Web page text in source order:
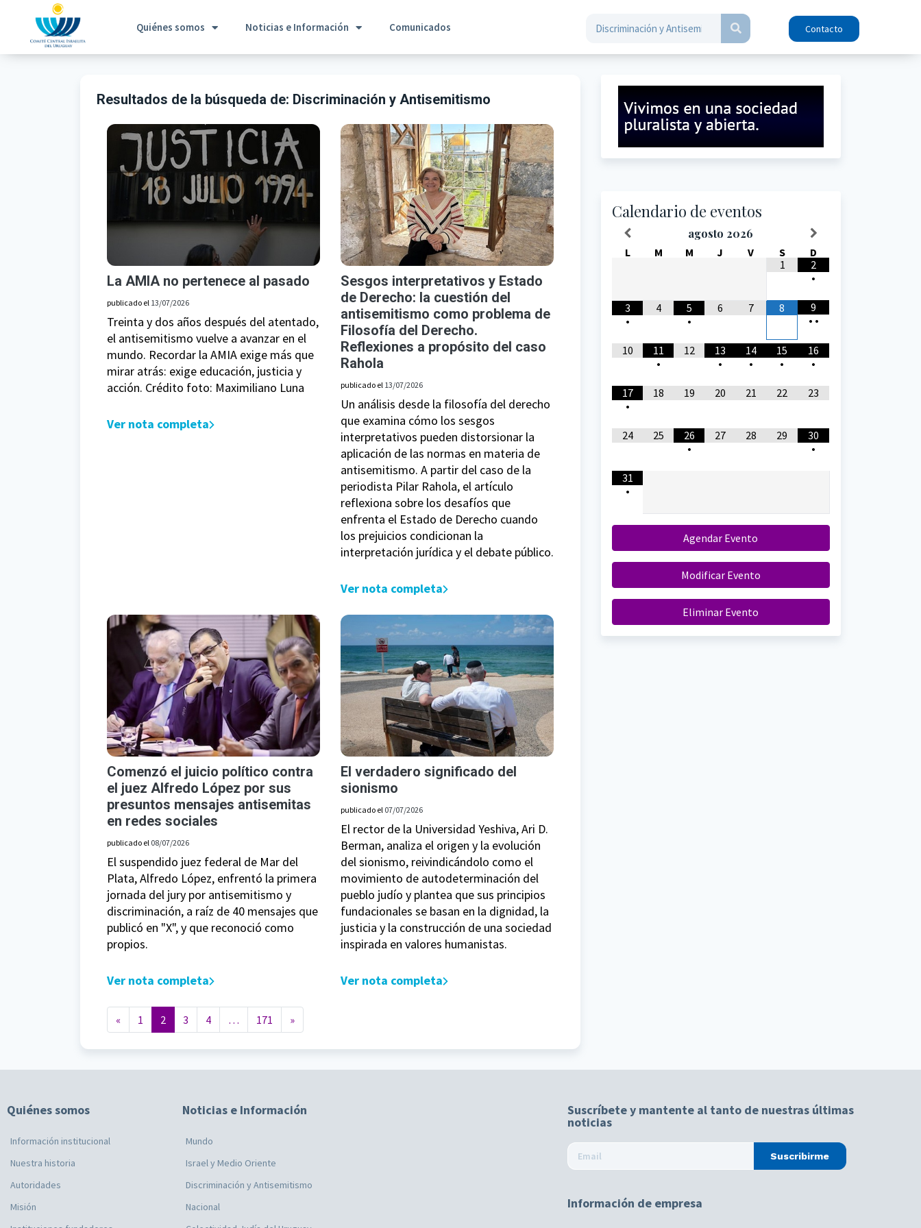
Quiénes somos Noticias e Información Comunicados Contacto
Resultados de la búsqueda de: Discriminación y Antisemitismo
La AMIA no pertenece al pasado
publicado el 13/07/2026
Treinta y dos años después del atentado,
el antisemitismo vuelve a avanzar en el
mundo. Recordar la AMIA exige más que
mirar atrás: exige educación, justicia y
acción. Crédito foto: Maximiliano Luna
Ver nota completa
Sesgos interpretativos y Estado
de Derecho: la cuestión del
antisemitismo como problema de
Filosofía del Derecho.
Reflexiones a propósito del caso
Rahola
publicado el 13/07/2026
Un análisis desde la filosofía del derecho
que examina cómo los sesgos
interpretativos pueden distorsionar la
aplicación de las normas en materia de
antisemitismo. A partir del caso de la
periodista Pilar Rahola, el artículo
reflexiona sobre los desafíos que
enfrenta el Estado de Derecho cuando
los prejuicios condicionan la
interpretación jurídica y el debate público.
Ver nota completa
Comenzó el juicio político contra
el juez Alfredo López por sus
presuntos mensajes antisemitas
en redes sociales
publicado el 08/07/2026
El suspendido juez federal de Mar del
Plata, Alfredo López, enfrentó la primera
jornada del jury por antisemitismo y
discriminación, a raíz de 40 mensajes que
publicó en "X", y que reconoció como
propios.
Ver nota completa
El verdadero significado del
sionismo
publicado el 07/07/2026
El rector de la Universidad Yeshiva, Ari D.
Berman, analiza el origen y la evolución
del sionismo, reivindicándolo como el
movimiento de autodeterminación del
pueblo judío y plantea que sus principios
fundacionales se basan en la dignidad, la
justicia y la construcción de una sociedad
inspirada en valores humanistas.
Ver nota completa
Navegación de entradas
« 1 2 3 4 … 171 »
Calendario de eventos
agosto 2026
L M M J V S
D
1
2
•
3
•
4
5
•
6 7 8
9
• •
10
11
•
12
13
•
14
•
15
•
16
•
17
•
18 19 20 21 22 23
24 25
26
•
27 28 29
30
•
31
•
Agendar Evento
Modificar Evento
Eliminar Evento
Quiénes somos
Información institucional
Nuestra historia
Autoridades
Misión
Noticias e Información
Mundo
Israel y Medio Oriente
Discriminación y Antisemitismo
Nacional
Suscríbete y mantente al tanto de nuestras últimas
noticias
Suscribirme
Información de empresa